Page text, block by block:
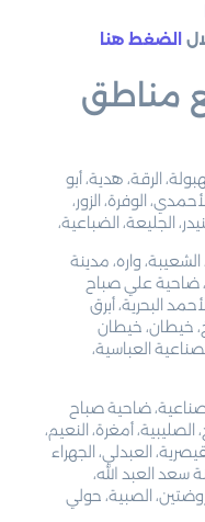
الضغط هنا
مناطق
الرقة، هدية، أبو
الوفرة، الزور،
الجليعة، الضباعية،
واره، مدينة
ضاحية علي صباح
البحرية، أبرق
خيطان، خيطان
العباسية،
الصناعية، ضاحية صباح
أمغرة، النعيم،
العبدلي، الجهراء
سعد العبد الله،
الصبية، حولي